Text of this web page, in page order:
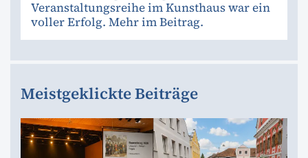
Veranstaltungsreihe im Kunsthaus war ein
voller Erfolg. Mehr im Beitrag.
Meistgeklickte Beiträge